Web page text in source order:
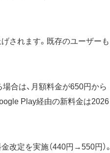
されます。既存のユーザーも
合は、月額料金が650円から
Play経由の新料金は2026
改定を実施（440円→550円）。